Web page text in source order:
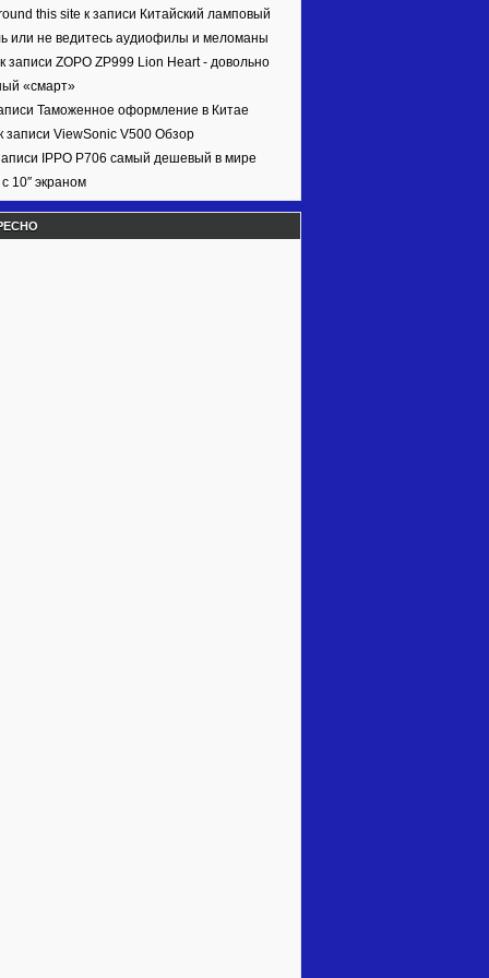
this site к записи Китайский ламповый
или не ведитесь аудиофилы и меломаны
записи ZOPO ZP999 Lion Heart - довольно
«смарт»
Таможенное оформление в Китае
записи ViewSonic V500 Обзор
IPPO P706 самый дешевый в мире
10″ экраном